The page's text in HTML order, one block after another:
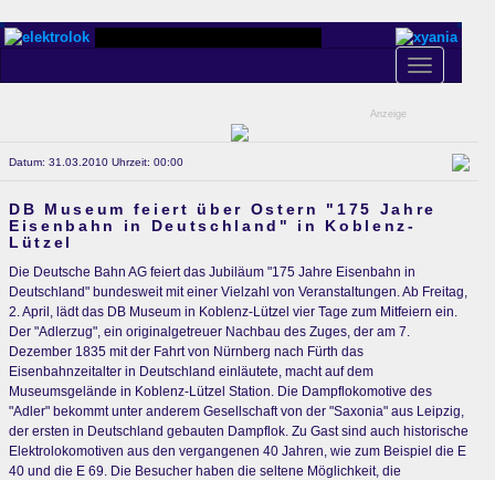
Toggle
navigation
Anzeige
Datum: 31.03.2010 Uhrzeit: 00:00
DB Museum feiert über Ostern "175 Jahre
Eisenbahn in Deutschland" in Koblenz-
Lützel
Die Deutsche Bahn AG feiert das Jubiläum "175 Jahre Eisenbahn in
Deutschland" bundesweit mit einer Vielzahl von Veranstaltungen. Ab Freitag,
2. April, lädt das DB Museum in Koblenz-Lützel vier Tage zum Mitfeiern ein.
Der "Adlerzug", ein originalgetreuer Nachbau des Zuges, der am 7.
Dezember 1835 mit der Fahrt von Nürnberg nach Fürth das
Eisenbahnzeitalter in Deutschland einläutete, macht auf dem
Museumsgelände in Koblenz-Lützel Station. Die Dampflokomotive des
"Adler" bekommt unter anderem Gesellschaft von der "Saxonia" aus Leipzig,
der ersten in Deutschland gebauten Dampflok. Zu Gast sind auch historische
Elektrolokomotiven aus den vergangenen 40 Jahren, wie zum Beispiel die E
40 und die E 69. Die Besucher haben die seltene Möglichkeit, die